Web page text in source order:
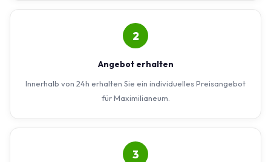
2
Angebot erhalten
Innerhalb von 24h erhalten Sie ein individuelles Preisangebot
für Maximilianeum.
3